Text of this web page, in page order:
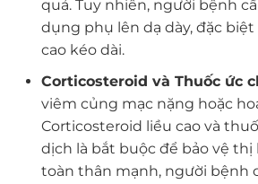
quả. Tuy nhiên, người bệnh
dụng phụ lên dạ dày, đặc
cao kéo dài.
Corticosteroid và Thuốc ức
viêm củng mạc nặng hoặc
Corticosteroid liều cao và
dịch là bắt buộc để bảo vệ thị
toàn thân mạnh, người bệnh